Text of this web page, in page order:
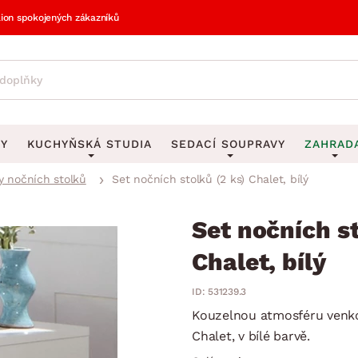
spokojených zákazníků
Zobrazit vše
Věšáky na klíče
Stojany na
Zobrazit vše
KUCHYŇSKÁ STUDIA SEDACÍ SOUPRAVY
Rohové sedací soupravy
Sedací soupravy 3-2-1
nočních stolků Set nočních stolků (2 ks) Chalet, bílý
Set nočních
Chalet, bílý
ID: 531239.3
Kouzelnou atmosféru
Chalet, v bílé barvě.